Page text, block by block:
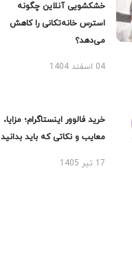
خشکشویی آنلاین چگونه
استرس خانه‌تکانی را کاهش
می‌دهد؟
04 اسفند 1404
خرید فالوور اینستاگرام؛ مزایا،
معایب و نکاتی که باید بدانید
17 تیر 1405